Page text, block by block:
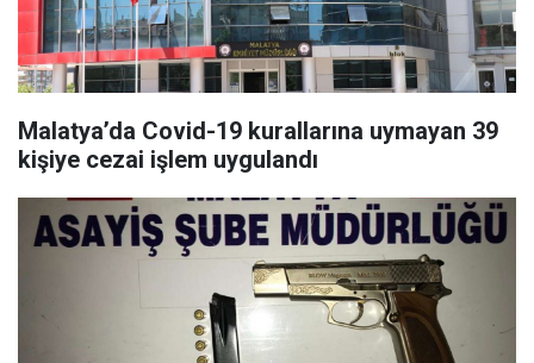
Malatya’da Covid-19 kurallarına uymayan 39
kişiye cezai işlem uygulandı